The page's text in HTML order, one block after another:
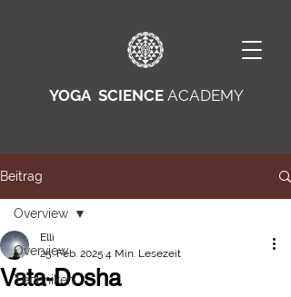
YOGA SCIENCE ACADEMY
Beitrag
Overview
Techniken
Overview
Vata-Dosha
Elli
25. Feb. 2025 4 Min. Lesezeit